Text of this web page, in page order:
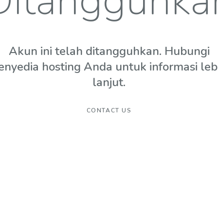
Akun ini telah ditangguhkan. Hubungi
hosting Anda untuk informasi
lanjut.
CONTACT US